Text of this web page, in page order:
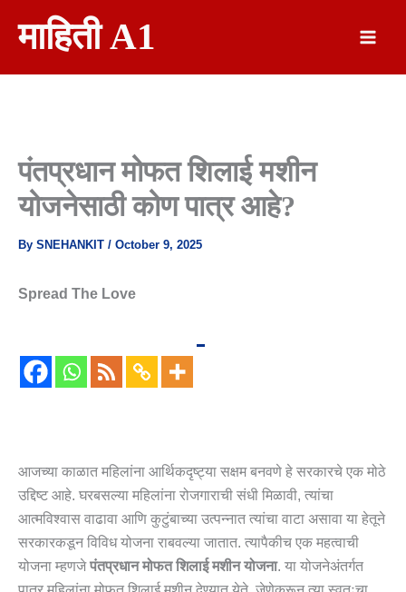
माहिती A1
पंतप्रधान मोफत शिलाई मशीन
योजनेसाठी कोण पात्र आहे?
By SNEHANKIT / October 9, 2025
Spread The Love
आजच्या काळात महिलांना आर्थिकदृष्ट्या सक्षम बनवणे हे सरकारचे एक मोठे
उद्दिष्ट आहे. घरबसल्या महिलांना रोजगाराची संधी मिळावी, त्यांचा
आत्मविश्वास वाढावा आणि कुटुंबाच्या उत्पन्नात त्यांचा वाटा असावा या हेतूने
सरकारकडून विविध योजना राबवल्या जातात. त्यापैकीच एक महत्वाची
योजना म्हणजेपंतप्रधान मोफत शिलाई मशीन योजना. या योजनेअंतर्गत